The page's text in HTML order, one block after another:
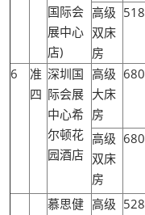
国际会
展中心
店)
高级
双床
房
518
6
准
四
深圳国
际会展
中心希
尔顿花
园酒店
高级
大床
房
680
高级
双床
房
680
慕思健 高级 528